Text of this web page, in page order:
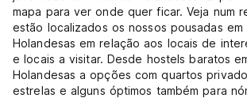
mapa para ver onde quer ficar. Veja num
estão localizados os nossos pousadas em
Holandesas em relação aos locais de
e locais a visitar. Desde hostels baratos
Holandesas a opções com quartos
estrelas e alguns óptimos também para